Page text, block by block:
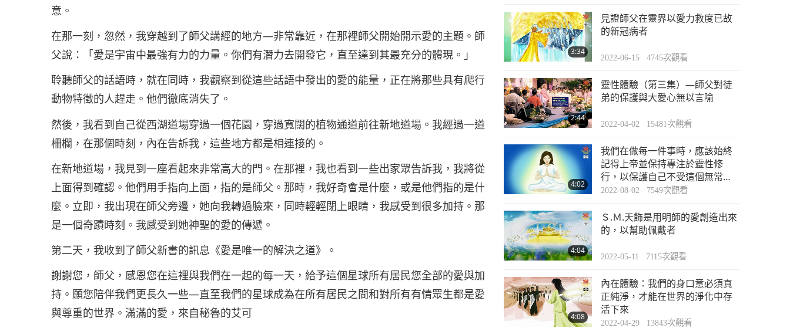
意。
在那一刻，忽然，我穿越到了師父講經的地方—非常靠近，在那裡師父開始開示愛的主題。師
父說：「愛是宇宙中最強有力的力量。你們有潛力去開發它，直至達到其最充分的體現。 」
聆聽師父的話語時，就在同時，我觀察到從這些話語中發出的愛的能量，正在將那些具有爬行
動物特徵的人趕走。他們徹底消失了。
然後，我看到自己從西湖道場穿過一個花園，穿過寬闊的植物通道前往新地道場。我經過一道
柵欄，在那個時刻，內在告訴我，這些地方都是相連接的。
在新地道場，我見到一座看起來非常高大的門。在那裡，我也看到一些出家眾告訴我，我將從
上面得到確認。他們用手指向上面，指的是師父。那時，我好奇會是什麼，或是他們指的是什
麼。立即，我出現在師父旁邊，她向我轉過臉來，同時輕輕閉上眼睛，我感受到很多加持。那
是一個奇蹟時刻。我感受到她神聖的愛的傳遞。
第二天，我收到了師父新書的訊息《愛是唯一的解決之道》。
謝謝您，師父，感恩您在這裡與我們在一起的每一天，給予這個星球所有居民您全部的愛與加
持。願您陪伴我們更長久一些—直至我們的星球成為在所有居民之間和對所有有情眾生都是愛
與尊重的世界。滿滿的愛，來自秘魯的艾可
3:34
見證師父在靈界以愛力救度已故
的新冠病者
2022-06-15 4745次觀看
2:44
靈性體驗（第三集）—師父對徒
弟的保護與大愛心無以言喻
2022-04-02 15481次觀看
4:02
我們在做每一件事時，應該始終
記得上帝並保持專注於靈性修
行，以保護自己不受這個無常世
界的影響
2022-08-02 7549次觀看
4:04
Ｓ.Ｍ.天飾是用明師的愛創造出來
的，以幫助佩戴者
2022-05-11 7115次觀看
4:08
內在體驗：我們的身口意必須真
正純淨，才能在世界的淨化中存
活下來
2022-04-29 13843次觀看